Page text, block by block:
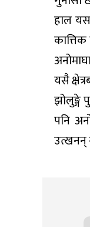
हाल यस
यसै
झोलुङ्गे
पनि
उत्खनन्